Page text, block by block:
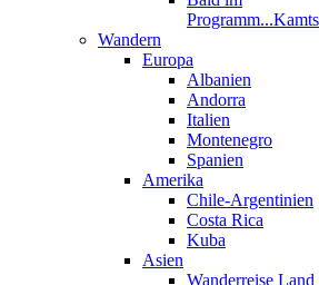
Wandern
Europa
Albanien
Andorra
Italien
Montenegro
Spanien
Amerika
Chile-Argentinien
Costa Rica
Kuba
Asien
Wanderreise Land